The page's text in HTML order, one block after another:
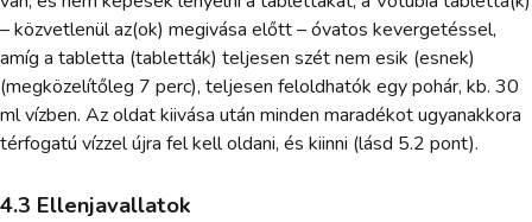
– közvetlenül az(ok) megivása előtt – óvatos kevergetéssel,
amíg a tabletta (tabletták) teljesen szét nem esik (esnek)
(megközelítőleg 7 perc), teljesen feloldhatók egy pohár, kb. 30
ml vízben. Az oldat kiivása után minden maradékot ugyanakkora
térfogatú vízzel újra fel kell oldani, és kiinni (lásd 5.2 pont).
4.3 Ellenjavallatok